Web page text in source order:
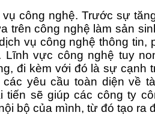
công nghệ. Trước sự
trên công nghệ làm sản
vụ công nghệ thông tin,
Lĩnh vực công nghệ tuy
đi kèm với đó là sự cạnh
yêu cầu toàn diện về
tiến sẽ giúp các công ty
bộ của mình, từ đó tạo ra